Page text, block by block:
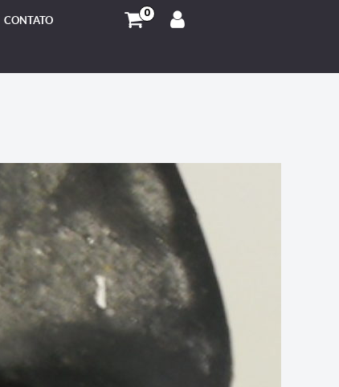
CONTATO 0